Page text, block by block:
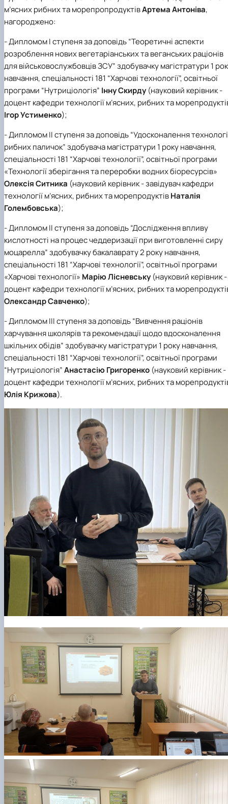
м’ясних рибних та морепропродуктівАртема Антоніва,
нагороджено:
- Дипломом І ступеня за доповідь “Теоретичні аспекти
розроблення нових вегетаріанських та веганських раціонів
для військовослужбовців ЗСУ” здобувачку магістратури 1
навчання, спеціальності 181 “Харчові технології”, освітньої
програми “Нутриціологія” Інну Скирду(науковий керівник -
доцент кафедри технології м’ясних, рибних та
Ігор Устименко);
- Дипломом ІІ ступеня за доповідь “Удосконалення
рибних паличок” здобувача магістратури 1 року навчання,
спеціальності 181 “Харчові технології”, освітньої програми
«Технології зберігання та переробки водних біоресурсів»
Олексія Ситника (науковий керівник - завідувач кафедри
технології м’ясних, рибних та морепродуктівНаталія
Голембовська);
- Дипломом ІІ ступеня за доповідь “Дослідження впливу
кислотності на процес чеддеризації при виготовленні сиру
моцарелла” здобувачку бакалаврату 2 року навчання,
спеціальності 181 “Харчові технології”, освітньої програми
«Харчові технології» МаріюЛісневську(науковий керівник -
доцент кафедри технології м’ясних, рибних та
Олександр Савченко);
- Дипломом ІІІ ступеня за доповідь “Вивчення раціонів
харчування школярів та рекомендації щодо вдосконалення
шкільних обідів” здобувачкумагістратури 1 року навчання,
спеціальності 181 “Харчові технології”, освітньої програми
“Нутриціологія”Анастасію Григоренко (науковий керівник -
доцент кафедри технології м’ясних, рибних та
Юлія Крижова).